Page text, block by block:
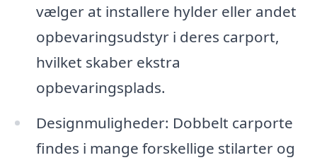
vælger at installere hylder eller andet
opbevaringsudstyr i deres carport,
hvilket skaber ekstra
opbevaringsplads.
Designmuligheder: Dobbelt carporte
findes i mange forskellige stilarter og